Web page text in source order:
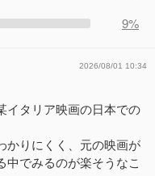
9%
2026/08/01 10:34
イタリア映画の日本での
かりにくく、元の映画が
中でみるのが楽そうなこ